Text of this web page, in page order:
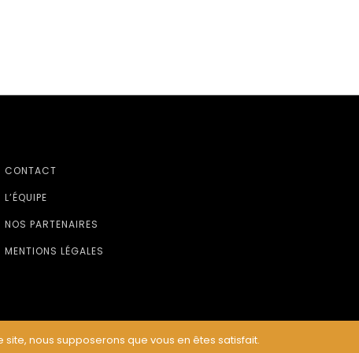
CONTACT
L’ÉQUIPE
NOS PARTENAIRES
MENTIONS LÉGALES
nous supposerons que vous en êtes satisfait.